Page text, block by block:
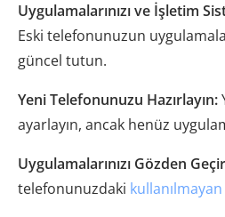
Uygulamalarınızı ve İşletim
Eski telefonunuzun
güncel tutun.
Yeni Telefonunuzu Hazırlayın:
ayarlayın, ancak henüz
Uygulamalarınızı Gözden
telefonunuzdaki